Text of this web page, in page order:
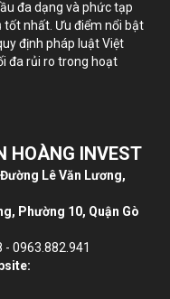
đa dạng và phức tạp
tốt nhất. Ưu điểm nổi bật
định pháp luật Việt
đa rủi ro trong hoạt
HOÀNG INVEST
Lê Văn Lương,
Phường 10, Quận Gò
0963.882.941